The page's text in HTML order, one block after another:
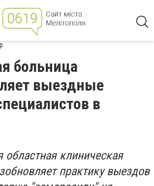
больница
выездные
в
областная клиническая
практику выездов